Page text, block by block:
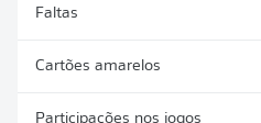
Faltas
Cartões amarelos
Participações nos jogos